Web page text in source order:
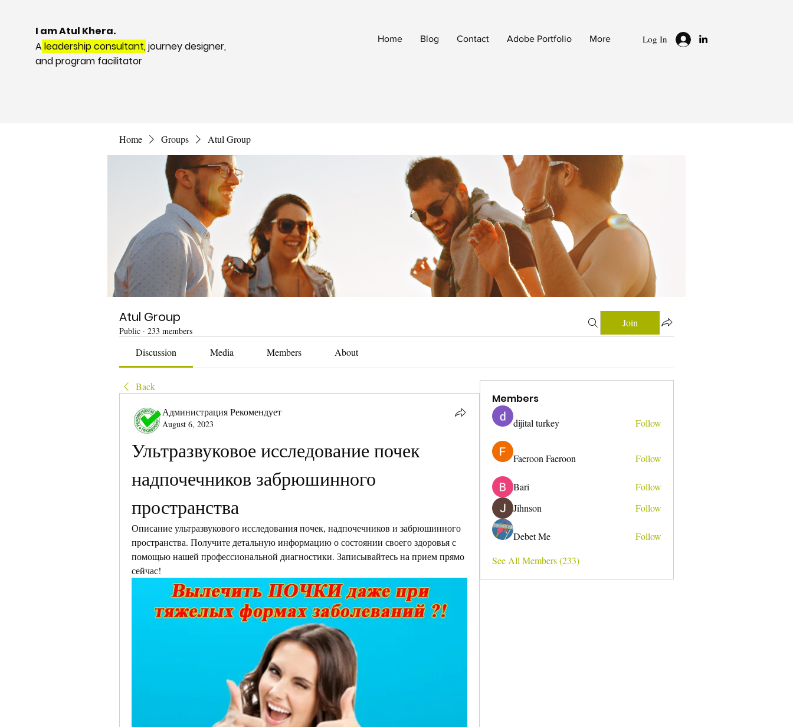
I am Atul Khera.
Aleadership consultant,journey designer,
and program facilitator
Home Blog Contact Adobe Portfolio More Log In
Home Groups Atul Group
Atul Group
Public · 233 members
Join
Discussion Media Members About
Back
Администрация Рекомендует
August 6, 2023
Ультразвуковое исследование почек
надпочечников забрюшинного
пространства
Описание ультразвукового исследования почек, надпочечников и забрюшинного
пространства. Получите детальную информацию о состоянии своего здоровья с
помощью нашей профессиональной диагностики. Записывайтесь на прием прямо
сейчас!
Members
dijital turkey Follow
Faeroon Faeroon Follow
Bari
Follow
Jihnson
Follow
Debet Me
Follow
See All Members (233)